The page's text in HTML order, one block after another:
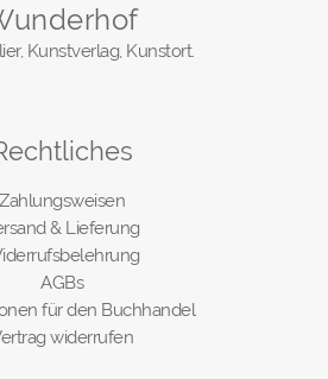
Kunstverlag, Kunstort.
Zahlungsweisen
& Lieferung
AGBs
für den Buchhandel
widerrufen